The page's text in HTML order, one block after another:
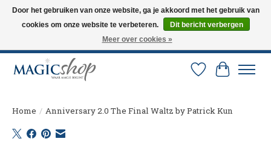
Altijd de nieuwste trucs op voorraad. Snelle verzending via PostNL en DHL.
Langskomen in onze winkel? Bel of mail om een afspraak te maken. 0251-
Verlanglijst
Home / Anniversary 2.0 The Final Waltz by Patrick Kun
Door het gebruiken van onze website, ga je akkoord met het gebruik van
cookies om onze website te verbeteren.
Dit bericht verbergen
Meer over cookies »